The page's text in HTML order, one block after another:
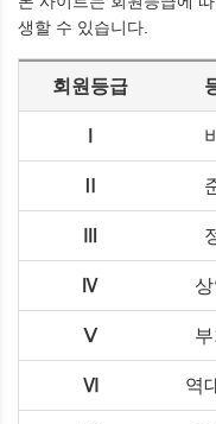
생할 수 있습니다.
회원등급
Ⅳ
Ⅴ
Ⅵ 역